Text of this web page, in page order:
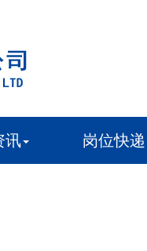
讯 岗位快递